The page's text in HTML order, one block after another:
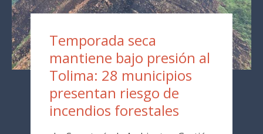
Temporada seca
mantiene bajo presión al
Tolima: 28 municipios
presentan riesgo de
incendios forestales